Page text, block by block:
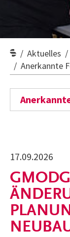
Aktuelles
Anerkannte
17.09.2026